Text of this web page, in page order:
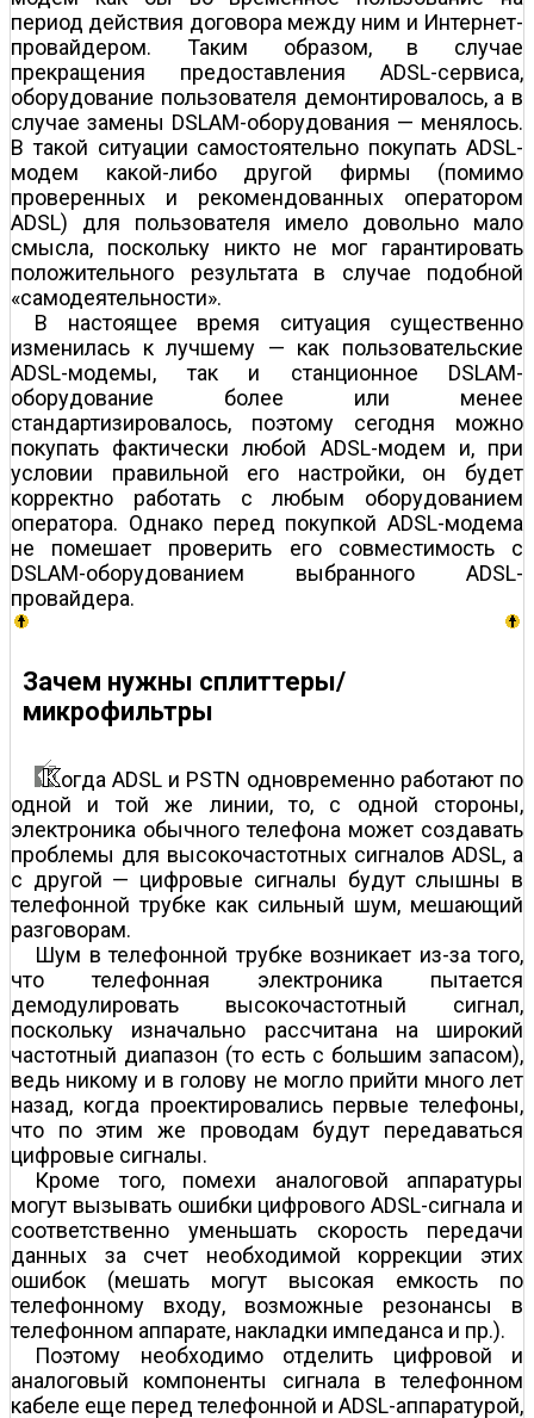
период действия договора между ним и Интернет-
провайдером. Таким образом, в случае
прекращения предоставления ADSL-сервиса,
оборудование пользователя демонтировалось, а в
случае замены DSLAM-оборудования — менялось.
В такой ситуации самостоятельно покупать ADSL-
модем какой-либо другой фирмы (помимо
проверенных и рекомендованных оператором
ADSL) для пользователя имело довольно мало
смысла, поскольку никто не мог гарантировать
положительного результата в случае подобной
«самодеятельности».
В настоящее время ситуация существенно
изменилась к лучшему — как пользовательские
ADSL-модемы, так и станционное DSLAM-
оборудование более или менее
стандартизировалось, поэтому сегодня можно
покупать фактически любой ADSL-модем и, при
условии правильной его настройки, он будет
корректно работать с любым оборудованием
оператора. Однако перед покупкой ADSL-модема
не помешает проверить его совместимость с
DSLAM-оборудованием выбранного ADSL-
провайдера.
Зачем нужны сплиттеры/
микрофильтры
огда ADSL и PSTN одновременно работают по
одной и той же линии, то, с одной стороны,
электроника обычного телефона может создавать
проблемы для высокочастотных сигналов ADSL, а
с другой — цифровые сигналы будут слышны в
телефонной трубке как сильный шум, мешающий
разговорам.
Шум в телефонной трубке возникает из-за того,
что телефонная электроника пытается
демодулировать высокочастотный сигнал,
поскольку изначально рассчитана на широкий
частотный диапазон (то есть с большим запасом),
ведь никому и в голову не могло прийти много лет
назад, когда проектировались первые телефоны,
что по этим же проводам будут передаваться
цифровые сигналы.
Кроме того, помехи аналоговой аппаратуры
могут вызывать ошибки цифрового ADSL-сигнала и
соответственно уменьшать скорость передачи
данных за счет необходимой коррекции этих
ошибок (мешать могут высокая емкость по
телефонному входу, возможные резонансы в
телефонном аппарате, накладки импеданса и пр.).
Поэтому необходимо отделить цифровой и
аналоговый компоненты сигнала в телефонном
кабеле еще перед телефонной и ADSL-аппаратурой,